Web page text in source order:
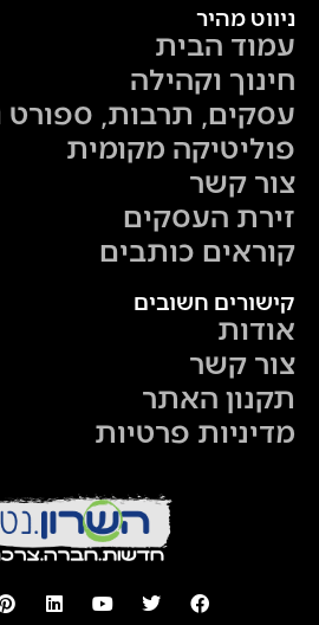
ניווט מהיר
עמוד הבית
חינוך וקהילה
עסקים, תרבות, ספורט
פוליטיקה מקומית
צור קשר
זירת העסקים
קוראים כותבים
קישורים חשובים
אודות
צור קשר
תקנון האתר
מדיניות פרטיות